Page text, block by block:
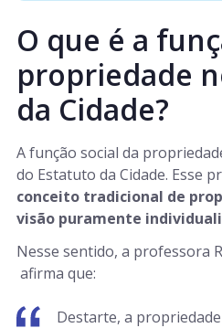
O que é a
propriedade
da Cidade?
A função social da
do Estatuto da Cidade. Esse
conceito tradicional de
visão puramente
Nesse sentido, a professora
afirma que:
Destarte, a